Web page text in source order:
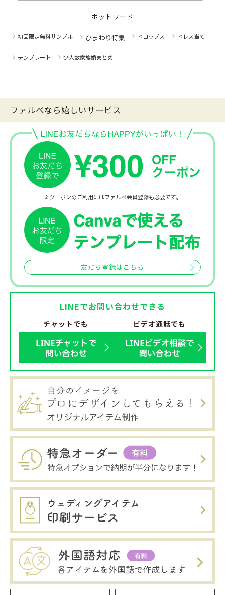
ホットワード
初回限定無料サンプル ひまわり特集 ドロップス ドレス当て
テンプレート 少人数家族婚まとめ
ファルべなら嬉しいサービス
※クーポンのご利用にはファルベ会員登録も必要です。
友だち登録はこちら
LINEでお問い合わせできる
チャットでも ビデオ通話でも